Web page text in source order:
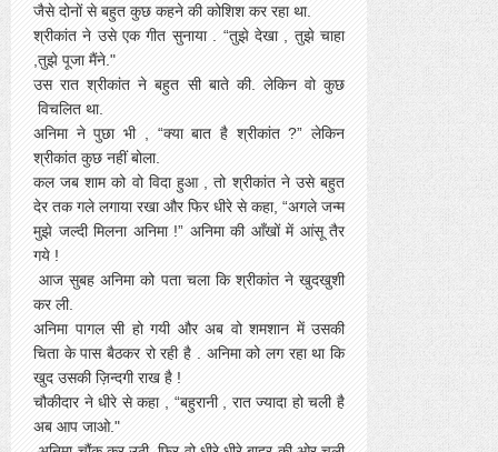
जैसे दोनों से बहुत कुछ कहने की कोशिश कर रहा था.
श्रीकांत ने उसे एक गीत सुनाया . “तुझे देखा , तुझे चाहा
,तुझे पूजा मैंने."
उस रात श्रीकांत ने बहुत सी बाते की. लेकिन वो कुछ
विचलित था.
अनिमा ने पुछा भी , “क्या बात है श्रीकांत ?” लेकिन
श्रीकांत कुछ नहीं बोला.
कल जब शाम को वो विदा हुआ , तो श्रीकांत ने उसे बहुत
देर तक गले लगाया रखा और फिर धीरे से कहा, “अगले जन्म
मुझे जल्दी मिलना अनिमा !” अनिमा की आँखों में आंसू तैर
गये !
आज सुबह अनिमा को पता चला कि श्रीकांत ने खुदखुशी
कर ली.
अनिमा पागल सी हो गयी और अब वो शमशान में उसकी
चिता के पास बैठकर रो रही है . अनिमा को लग रहा था कि
खुद उसकी ज़िन्दगी राख है !
चौकीदार ने धीरे से कहा , “बहुरानी , रात ज्यादा हो चली है
अब आप जाओ."